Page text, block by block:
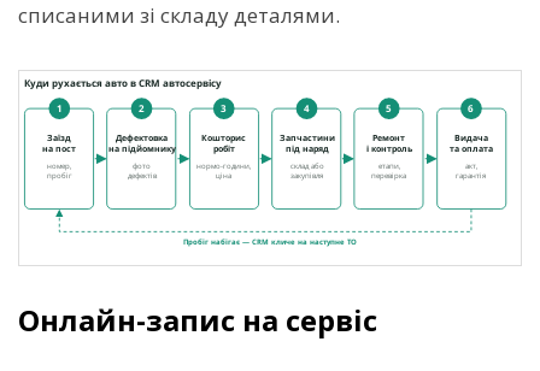
списаними зі складу деталями.
Онлайн-запис на сервіс